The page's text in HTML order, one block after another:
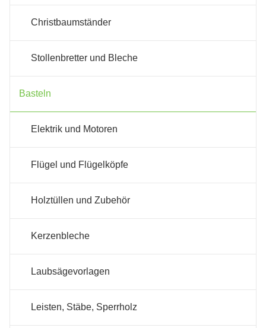
Christbaumständer
Stollenbretter und Bleche
Basteln
Elektrik und Motoren
Flügel und Flügelköpfe
Holztüllen und Zubehör
Kerzenbleche
Laubsägevorlagen
Leisten, Stäbe, Sperrholz